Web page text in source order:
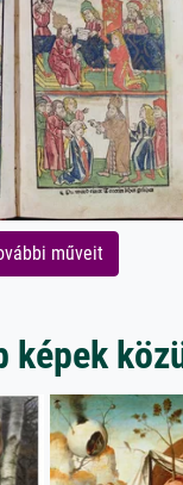
műveit
képek